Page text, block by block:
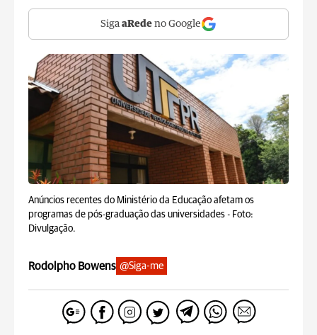
Siga aRede no Google
Anúncios recentes do Ministério da Educação afetam os
programas de pós-graduação das universidades - Foto:
Divulgação.
Rodolpho Bowens @Siga-me